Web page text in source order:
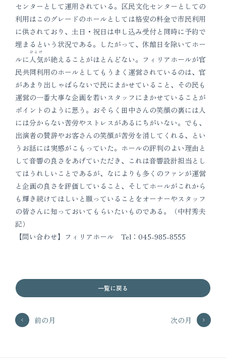
センターとして運用されている。区民文化センターとしての
利用はこのグレードのホールとしては格安の料金で市民利用
に供されており、土日・祝日は申し込み受付と同時に予約で
埋まるという状況である。したがって、休館日を除いてホー
ルに人気
ひとけ
が絶えることがほとんどない。フィリアホールが官
民共同利用のホールとしてもうまく運営されているのは、官
があまり出しゃばらないで民にまかせていること、その民も
運営の一番大事な企画を若いスタッフにまかせていることが
ポイントのように思う。おそらく田中さんの笑顔の裏には人
には分からない苦労やストレスがあるにちがいない。でも、
出演者の賛辞やお客さんの笑顔が苦労を消してくれる、とい
うお話には実感がこもっていた。ホールの評判のよい理由と
して音響の良さをあげていただき、これは音響設計担当とし
てはうれしいことであるが、なによりも多くのファンが運営
と企画の良さを評価していること、そしてホールがこれから
も輝き続けてほしいと願っていることをオーナーやスタッフ
の皆さんに知っておいてもらいたいものである。（中村秀夫
記）
【問い合わせ】フィリアホール Tel：045-985-8555
前の月
一覧に戻る
次の月